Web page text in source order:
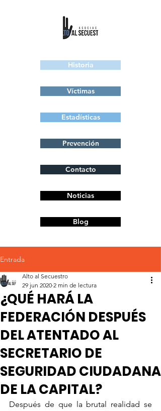
Historia
Víctimas
Estadísticas
Prevención
Contacto
Noticias
Blog
Entrada
¿QUÉ HARÁ LA
FEDERACIÓN DESPUÉS
DEL ATENTADO AL
SECRETARIO DE
SEGURIDAD CIUDADANA
DE LA CAPITAL?
Alto al Secuestro
29 jun 2020 2 min de lectura
Después de que la brutal realidad se